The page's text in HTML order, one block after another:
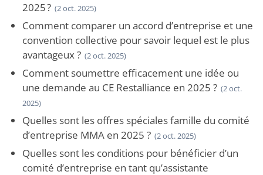
2025 ? (2 oct. 2025)
Comment comparer un accord d’entreprise et une
convention collective pour savoir lequel est le plus
avantageux ? (2 oct. 2025)
Comment soumettre efficacement une idée ou
une demande au CE Restalliance en 2025 ? (2 oct.
2025)
Quelles sont les offres spéciales famille du comité
d’entreprise MMA en 2025 ? (2 oct. 2025)
Quelles sont les conditions pour bénéficier d’un
comité d’entreprise en tant qu’assistante